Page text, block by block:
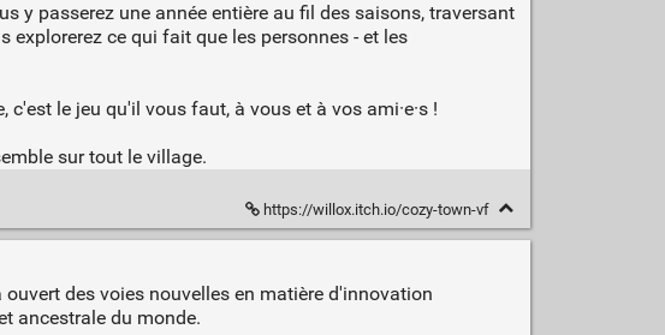
y passerez une année entière au fil des saisons, traversant
explorerez ce qui fait que les personnes - et les
le jeu qu'il vous faut, à vous et à vos ami·e·s !
sur tout le village.
https://willox.itch.io/cozy-town-vf
des voies nouvelles en matière d'innovation
ancestrale du monde.